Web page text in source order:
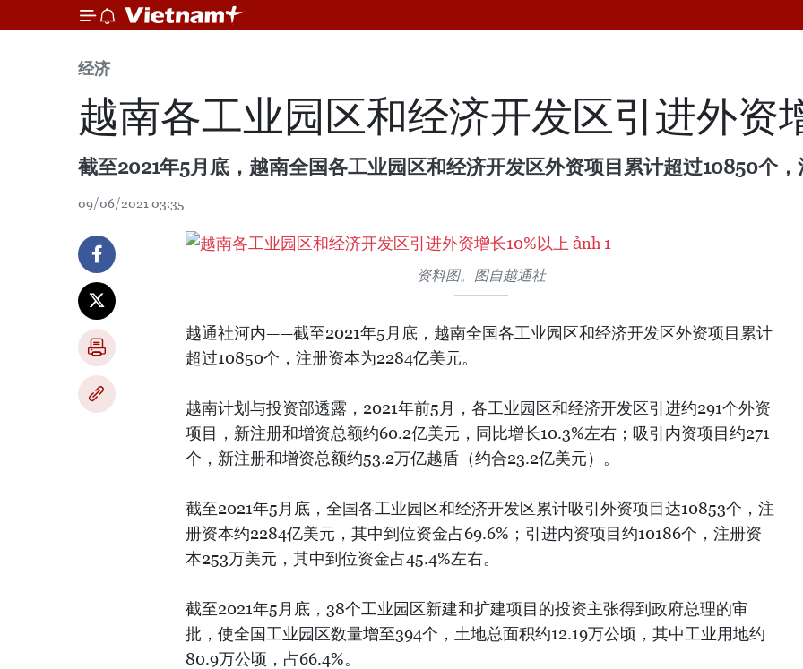
经济
越南各工业园区和经济开发区引进外资
截至2021年5月底，越南全国各工业园区和经济开发区外资项目累计超过10850个
09/06/2021 03:35
资料图。图自越通社
越通社河内——截至2021年5月底，越南全国各工业园区和经济开发区外资项目累计
超过10850个，注册资本为2284亿美元。
越南计划与投资部透露，2021年前5月，各工业园区和经济开发区引进约291个外资
项目，新注册和增资总额约60.2亿美元，同比增长10.3%左右；吸引内资项目约271
个，新注册和增资总额约53.2万亿越盾（约合23.2亿美元）。
截至2021年5月底，全国各工业园区和经济开发区累计吸引外资项目达10853个，注
册资本约2284亿美元，其中到位资金占69.6%；引进内资项目约10186个，注册资
本253万美元，其中到位资金占45.4%左右。
截至2021年5月底，38个工业园区新建和扩建项目的投资主张得到政府总理的审
批，使全国工业园区数量增至394个，土地总面积约12.19万公顷，其中工业用地约
80.9万公顷，占66.4%。